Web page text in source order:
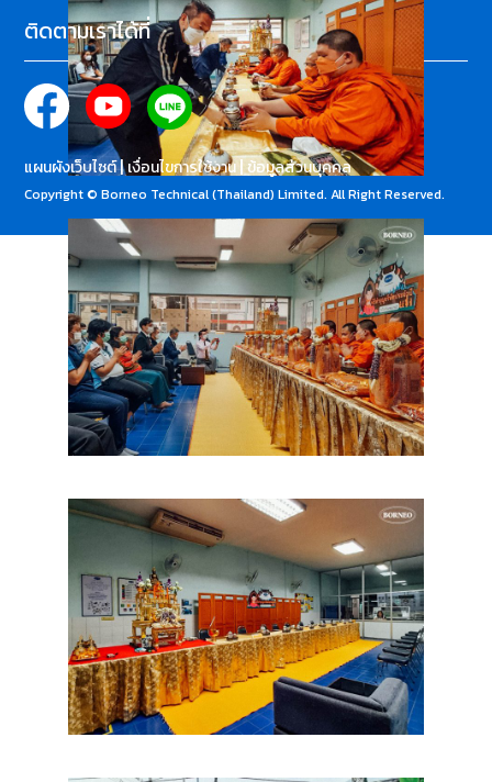
ติดตามเราได้ที่
Copyright © Borneo Technical (Thailand) Limited. All Right Reserved.
แผนผังเว็บไซต์|เงื่อนไขการใช้งาน|ข้อมูลส่วนบุคคล